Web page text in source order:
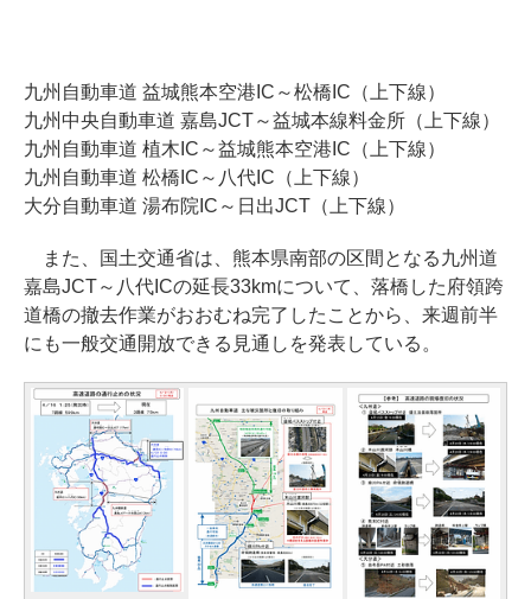
九州自動車道 益城熊本空港IC～松橋IC（上下線）
九州中央自動車道 嘉島JCT～益城本線料金所（上下線）
九州自動車道 植木IC～益城熊本空港IC（上下線）
九州自動車道 松橋IC～八代IC（上下線）
大分自動車道 湯布院IC～日出JCT（上下線）
また、国土交通省は、熊本県南部の区間となる九州道
嘉島JCT～八代ICの延長33kmについて、落橋した府領跨
道橋の撤去作業がおおむね完了したことから、来週前半
にも一般交通開放できる見通しを発表している。